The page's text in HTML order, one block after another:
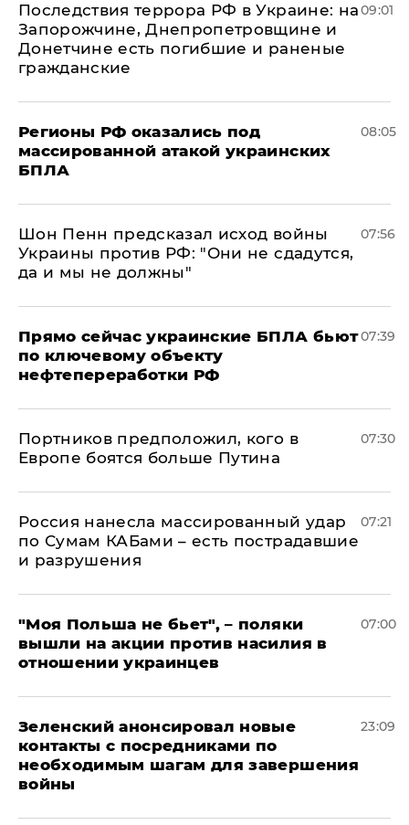
Последствия террора РФ в Украине: на
Запорожчине, Днепропетровщине и
Донетчине есть погибшие и раненые
гражданские
09:01
Регионы РФ оказались под
массированной атакой украинских
БПЛА
08:05
Шон Пенн предсказал исход войны
Украины против РФ: "Они не сдадутся,
да и мы не должны"
07:56
Прямо сейчас украинские БПЛА бьют
по ключевому объекту
нефтепереработки РФ
07:39
Портников предположил, кого в
Европе боятся больше Путина
07:30
Россия нанесла массированный удар
по Сумам КАБами – есть пострадавшие
и разрушения
07:21
"Моя Польша не бьет", – поляки
вышли на акции против насилия в
отношении украинцев
07:00
Зеленский анонсировал новые
контакты с посредниками по
необходимым шагам для завершения
войны
23:09